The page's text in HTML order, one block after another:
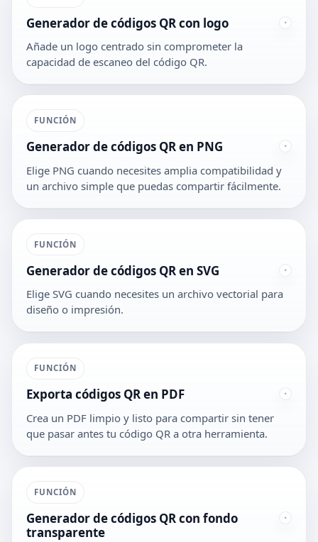
Generador de códigos QR con logo
Añade un logo centrado sin comprometer la
capacidad de escaneo del código QR.
FUNCIÓN
Generador de códigos QR en PNG
Elige PNG cuando necesites amplia compatibilidad y
un archivo simple que puedas compartir fácilmente.
FUNCIÓN
Generador de códigos QR en SVG
Elige SVG cuando necesites un archivo vectorial para
diseño o impresión.
FUNCIÓN
Exporta códigos QR en PDF
Crea un PDF limpio y listo para compartir sin tener
que pasar antes tu código QR a otra herramienta.
FUNCIÓN
Generador de códigos QR con fondo
transparente